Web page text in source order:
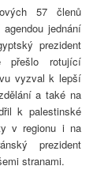
57 členů
jednání
prezident
přešlo rotující
vyzval k lepší
a také na
k palestinské
v regionu i na
prezident
stranami.